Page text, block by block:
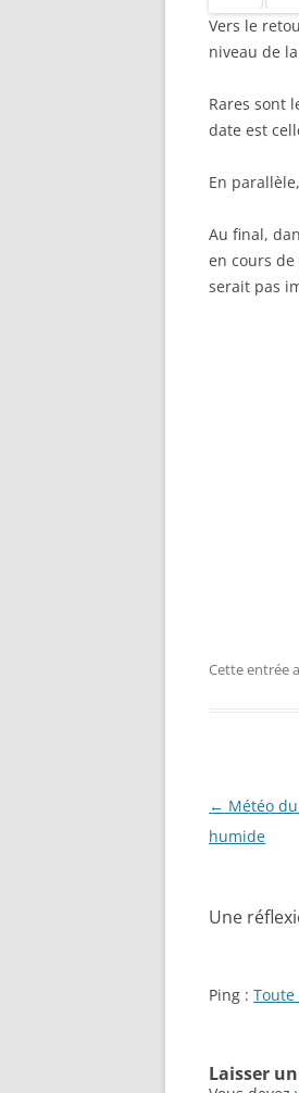
Vers le
niveau de
Rares sont
date est
En
Au final,
en cours
serait pas
Cette entrée
Navigation
des
← Météo
humide
Une
Ping : Toute
Laisser